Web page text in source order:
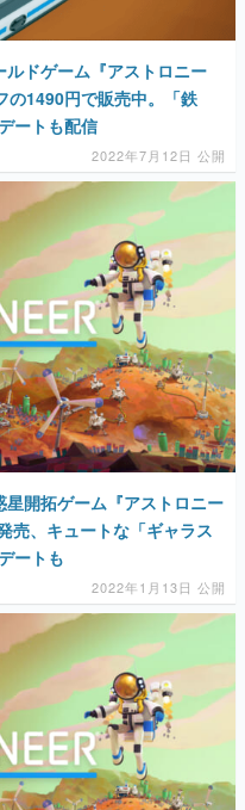
ドゲーム『アストロニー
の1490円で販売中。「鉄
ートも配信
2022年7月12日 公開
開拓ゲーム『アストロニー
、キュートな「ギャラス
ートも
2022年1月13日 公開